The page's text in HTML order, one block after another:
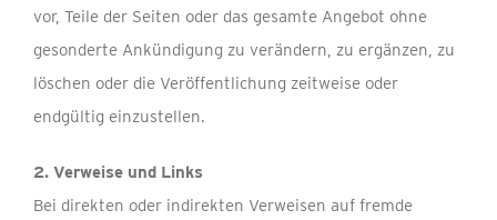
vor, Teile der Seiten oder das gesamte Angebot ohne
gesonderte Ankündigung zu verändern, zu ergänzen, zu
löschen oder die Veröffentlichung zeitweise oder
endgültig einzustellen.
2. Verweise und Links
Bei direkten oder indirekten Verweisen auf fremde